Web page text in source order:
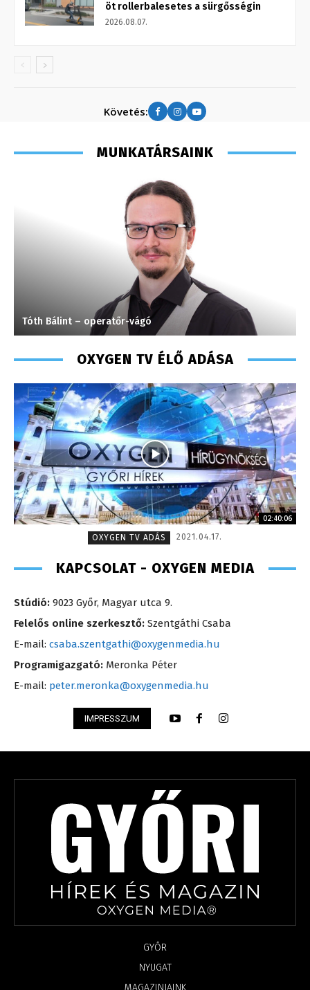
öt rollerbalesetes a sürgősségin
2026.08.07.
Követés:
MUNKATÁRSAINK
Tóth Bálint – operatőr-vágó
OXYGEN TV ÉLŐ ADÁSA
02:40:06
OXYGEN TV ADÁS
2021.04.17.
KAPCSOLAT - OXYGEN MEDIA
Stúdió: 9023 Győr, Magyar utca 9.
Felelős online szerkesztő: Szentgáthi Csaba
E-mail: csaba.szentgathi@oxygenmedia.hu
Programigazgató: Meronka Péter
E-mail: peter.meronka@oxygenmedia.hu
IMPRESSZUM
GYŐR
NYUGAT
MAGAZINJAINK